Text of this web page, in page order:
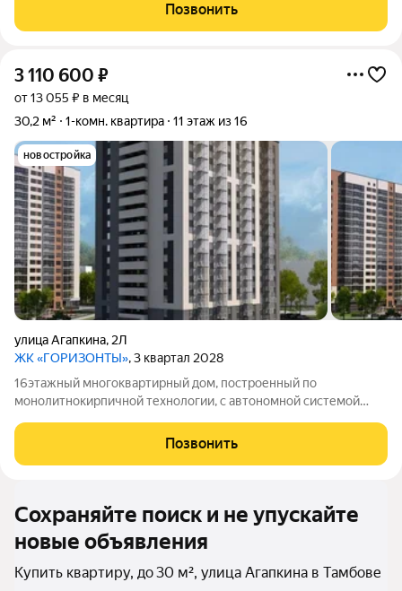
Позвонить
3 110 600 ₽
от 13 055 ₽ в месяц
30,2 м²
1-комн. квартира 11 этаж из 16
новостройка
улица Агапкина, 2Л
ЖК «ГОРИЗОНТЫ», 3 квартал 2028
16этажный многоквартирный дом, построенный по
монолитнокирпичной технологии, с автономной системой
Позвонить
Сохраняйте поиск и не упускайте
новые объявления
Купить квартиру, до 30 м², улица Агапкина в Тамбове